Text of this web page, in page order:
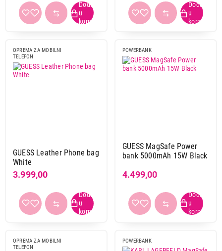
OPREMA ZA MOBILNI
TELEFON
GUESS Leather Phone bag
White
3.999,00
POWERBANK
GUESS MagSafe Power
bank 5000mAh 15W Black
4.499,00
OPREMA ZA MOBILNI
TELEFON
POWERBANK